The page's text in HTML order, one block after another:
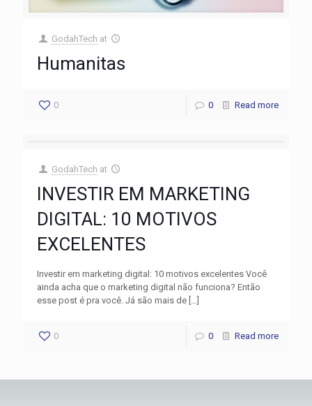
GodahTech at
Humanitas
0 0 Read more
GodahTech at
INVESTIR EM MARKETING
DIGITAL: 10 MOTIVOS
EXCELENTES
Investir em marketing digital: 10 motivos excelentes Você
ainda acha que o marketing digital não funciona? Então
esse post é pra você. Já são mais de […]
0 0 Read more